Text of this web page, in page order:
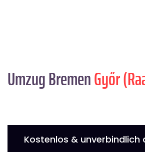
Umzug BremenGyőr
Kostenlos & unverbindlich